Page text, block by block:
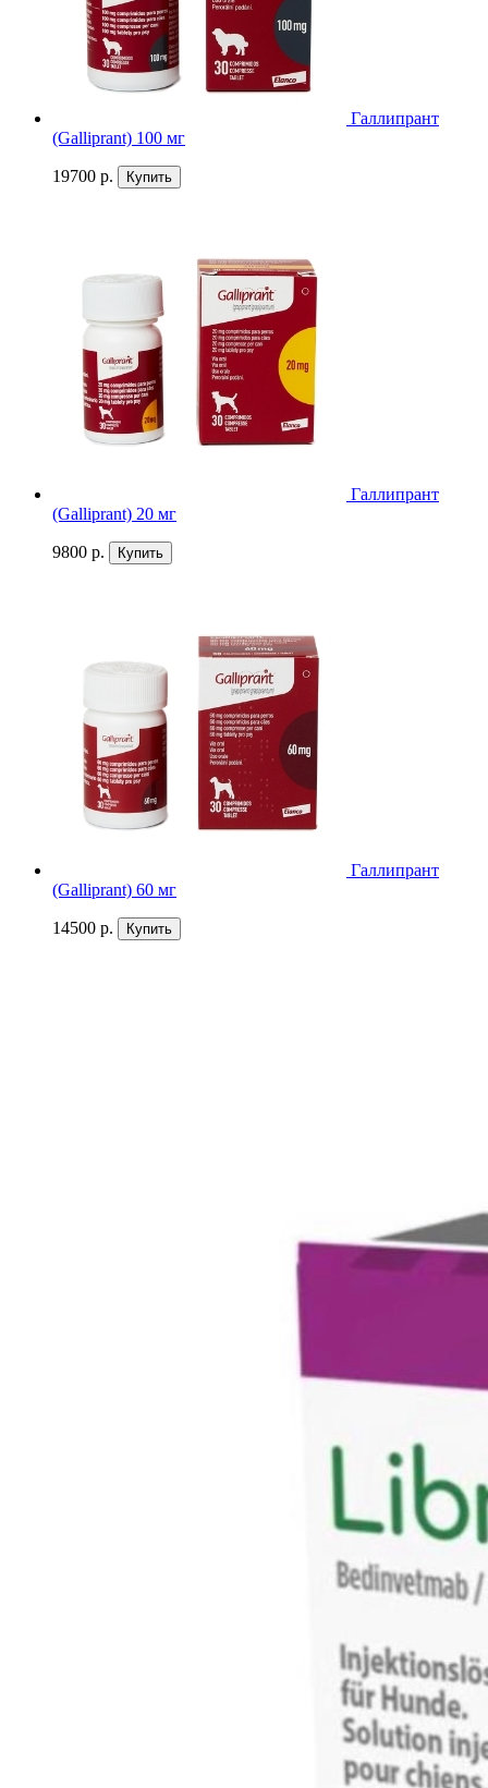
Галлипрант
(Galliprant) 100 мг
19700 р. Купить
Галлипрант
(Galliprant) 20 мг
9800 р. Купить
Галлипрант
(Galliprant) 60 мг
14500 р. Купить